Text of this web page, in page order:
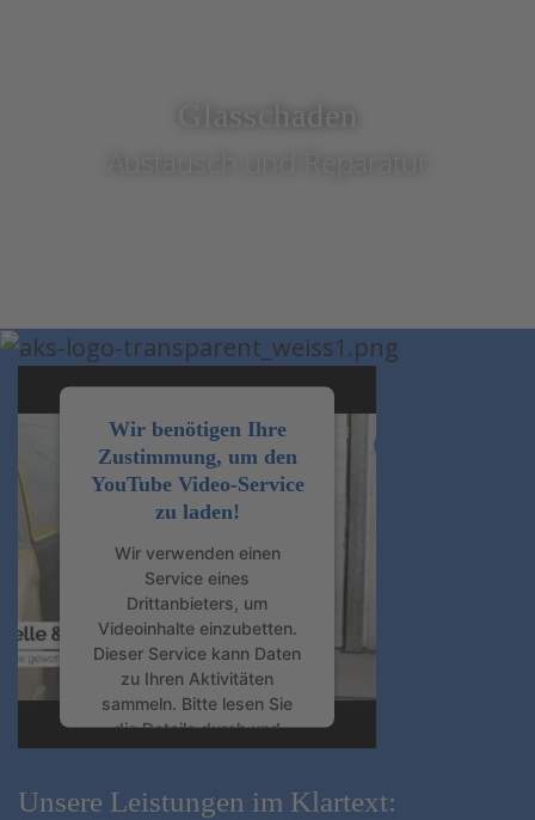
Glasschaden
Wir benötigen Ihre
Zustimmung, um den
YouTube Video-Service
zu laden!
Wir verwenden einen
Service eines
Drittanbieters, um
Videoinhalte einzubetten.
Dieser Service kann Daten
zu Ihren Aktivitäten
sammeln. Bitte lesen Sie
die Details durch und
stimmen Sie der Nutzung
Video anzusehen.
Unsere Leistungen im Klartext: